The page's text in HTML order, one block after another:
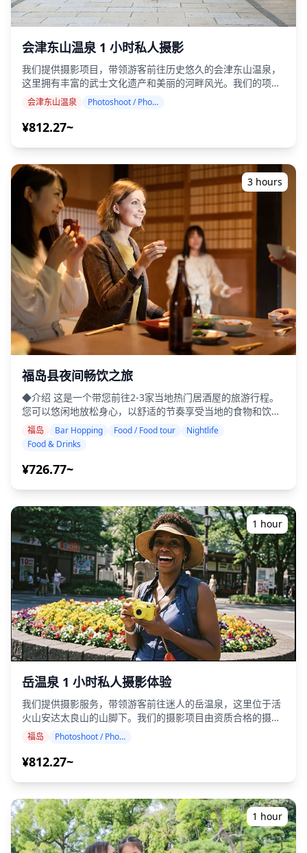
会津东山温泉 1 小时私人摄影
我们提供摄影项目，带领游客前往历史悠久的会津东山温泉，
这里拥有丰富的武士文化遗产和美丽的河畔风光。我们的项目
由资质合格的摄影师进行，可根据您的旅行日程进行调整，捕
址、河谷景观和文化遗产景点中找到理想的拍摄地点。（请与
地方进行，最多可提前 3 天预订。我们将安排一位会说英语/
日语的摄影师。 原始的 100 多张照片文件将在一周内交付，
您可以选择您最喜欢的 10 张照片进行重新交付。我们会进行
修正以唤起特定的氛围，如果需要，可以调整情绪和颜色。 让
我们通过我们的摄影服务捕捉您在会津东山温泉的特别时刻！
◆ 重要信息： ・如果您在预定的集合时间迟到，拍摄时长和
交付的照片数量可能会减少。 ・如果在预定日期前 3 天预测拍
摄地点有雨，或者拍摄当天意外下雨，则有三个选择：（1）
重新安排日期和时间，（2）更改地点，或（3）取消拍摄。 ![]
(https://assets.hldycdn.com/11a777ce-3c0e-4ff2-ba55-
4ee677460467.jpg) ![]
(https://assets.hldycdn.com/9363f911-9a03-46b9-9eb7-
07c1e6377135.jpg)
会津东山温泉 Photoshoot / Photo tour
¥812.27~
3 hours
福岛县夜间畅饮之旅
◆介绍 这是一个带您前往2-3家当地热门居酒屋的旅游行程。
您可以悠闲地放松身心，以舒适的节奏享受当地的食物和饮
品。只需携带现金，其余的交给我们。让我们一起分享难忘的
当地体验吧！ ・选择您喜欢的区域：您在福岛县内想要去的地
英语的地方，友好的导游也能让您安心 ・小团旅游确保更个性
菜肴和当地特色美食 ・与当地导游一起参观2-3个地方——如
小吃摊、居酒屋或酒吧 ◆不包含项目 ・酒店接送 ・小费 ・交
通费用 ・旅游费用不包含的额外饮品或餐点 ・个人消费或购
物 ◆附加信息 ・本次旅游最多可容纳8名参与者。 ・儿童必须
由成人陪同。 ・仅向20岁及以上的参与者提供酒精饮品（日本
的法定饮酒年龄）。 ・请注意，餐点是在与Holiday Travel分
开的厨房准备的，因此我们无法保证无过敏餐点或满足饮食限
制。 ◆福岛 - 美食与夜生活 在福岛市，大町和尾町区拥有热
闹的酒馆和小吃店，供应圆盘饺子和马肉刺身等特色菜肴，并
搭配当地的清酒。郡山站地区是另一个主要的夜生活中心，提
供从立式酒吧到时尚酒廊的各种场所。在磐城市平地区，海港
居酒屋主打新鲜海鲜。 会津若松以清酒而闻名，镇上遍布酿酒
厂经营的酒吧和传统餐厅。在喜多方，酒吧畅饮通常以该市著
地方可能不会说英语，但在当地导游的带领下，您可以放松身
心尽情享受。在某些地区，酒吧可能数量有限，因此我们会确
认是否可以进行酒吧畅饮。请随时预订。
福岛 Bar Hopping Food / Food tour
Nightlife
Food & Drinks
¥726.77~
1 hour
岳温泉 1 小时私人摄影体验
我们提供摄影服务，带领游客前往迷人的岳温泉，这里位于活
火山安达太良山的山脚下。我们的摄影项目由资质合格的摄影
师进行，可以根据您的旅行计划进行调整，捕捉自然的构图，
并在风景如画的樱花隧道、火山山景、秋叶景观和传统的温泉
浴池中找到理想的拍摄地点。（请与我们分享您喜欢的地
预订。我们将安排一位会说英语/日语的摄影师。 原始的 100
多张照片文件将在一周内交付，您可以选择您最喜欢的 10 张
照片进行重新交付。我们会对照片进行调整，以唤起特定的氛
围，如果需要，还可以调整情绪和颜色。 让我们通过我们的摄
影服务捕捉您在岳温泉的特别时刻！ ◆ 重要信息： ・如果您
福岛 Photoshoot / Photo tour
¥812.27~
1 hour